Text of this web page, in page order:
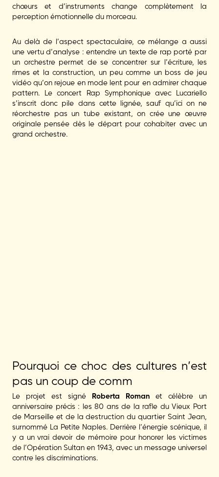
chœurs et d’instruments change complètement la
perception émotionnelle du morceau.
Au delà de l’aspect spectaculaire, ce mélange a aussi
une vertu d’analyse : entendre un texte de rap porté par
un orchestre permet de se concentrer sur l’écriture, les
rimes et la construction, un peu comme un boss de jeu
vidéo qu’on rejoue en mode lent pour en admirer chaque
pattern. Le concert Rap Symphonique avec Lucariello
s’inscrit donc pile dans cette lignée, sauf qu’ici on ne
réorchestre pas un tube existant, on crée une œuvre
originale pensée dès le départ pour cohabiter avec un
grand orchestre.
Pourquoi ce choc des cultures n’est
pas un coup de comm
Le projet est signé Roberta Roman et célèbre un
anniversaire précis : les 80 ans de la rafle du Vieux Port
de Marseille et de la destruction du quartier Saint Jean,
surnommé La Petite Naples. Derrière l’énergie scénique, il
y a un vrai devoir de mémoire pour honorer les victimes
de l’Opération Sultan en 1943, avec un message universel
contre les discriminations.